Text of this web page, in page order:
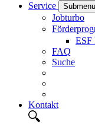
Service
Jobturbo
ESF
FAQ
Suche
Kontakt